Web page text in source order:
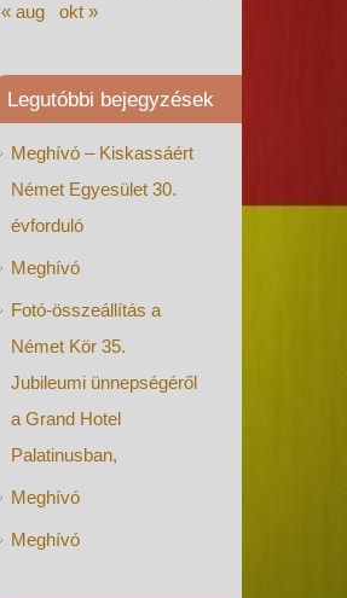
« aug
okt »
Legutóbbi bejegyzések
Meghívó – Kiskassáért
Német Egyesület 30.
évforduló
Meghívó
Fotó-összeállítás a
Német Kör 35.
Jubileumi ünnepségéről
a Grand Hotel
Palatinusban,
Meghívó
Meghívó